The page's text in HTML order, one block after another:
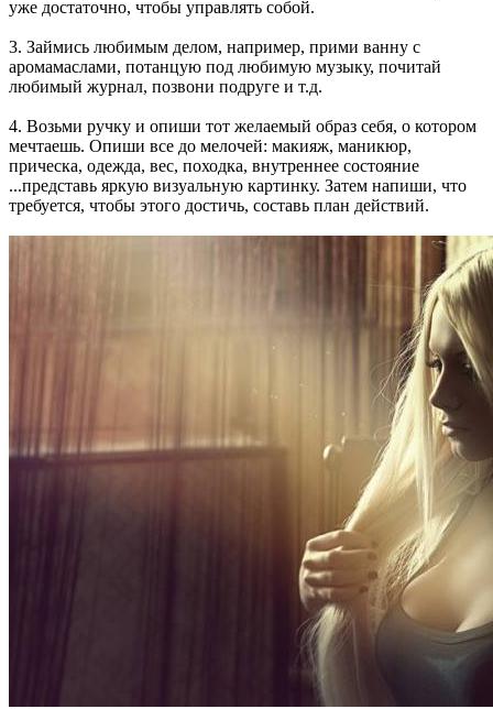
уже достаточно, чтобы управлять собой.
3. Займись любимым делом, например, прими ванну с
аромамаслами, потанцую под любимую музыку, почитай
любимый журнал, позвони подруге и т.д.
4. Возьми ручку и опиши тот желаемый образ себя, о котором
мечтаешь. Опиши все до мелочей: макияж, маникюр,
прическа, одежда, вес, походка, внутреннее состояние
...представь яркую визуальную картинку. Затем напиши, что
требуется, чтобы этого достичь, составь план действий.